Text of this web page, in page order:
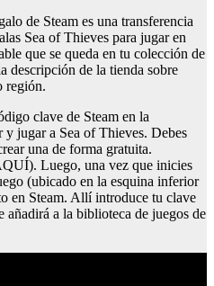
de Steam es una transferencia
Sea of Thieves para jugar en
que se queda en tu colección de
descripción de la tienda sobre
región.
clave de Steam en la
y jugar a Sea of Thieves. Debes
una de forma gratuita.
Luego, una vez que inicies
(ubicado en la esquina inferior
en Steam. Allí introduce tu clave
a la biblioteca de juegos de